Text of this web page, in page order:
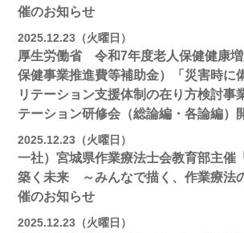
催のお知らせ
2025.12.23（火曜日）
厚生労働省 令和7年度老人保健健康
保健事業推進費等補助金）「災害時に
リテーション支援体制の在り方検討事
テーション研修会（総論編・各論編）
2025.12.23（火曜日）
一社）宮城県作業療法士会教育部主催
築く未来 ～みんなで描く、作業療法
催のお知らせ
2025.12.23（火曜日）